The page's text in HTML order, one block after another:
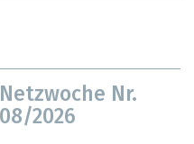
Netzwoche Nr.
08/2026